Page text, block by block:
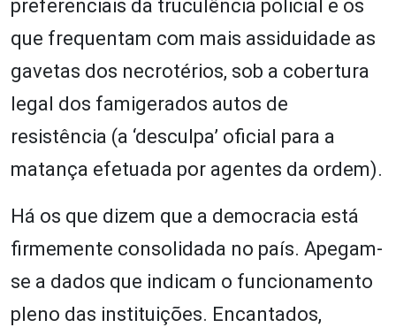
preferenciais da truculência policial e os
que frequentam com mais assiduidade as
gavetas dos necrotérios, sob a cobertura
legal dos famigerados autos de
resistência (a ‘desculpa’ oficial para a
matança efetuada por agentes da ordem).
Há os que dizem que a democracia está
firmemente consolidada no país. Apegam-
se a dados que indicam o funcionamento
pleno das instituições. Encantados,